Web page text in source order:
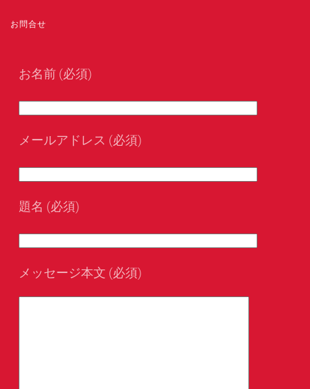
お問合せ
お名前 (必須)
メールアドレス (必須)
題名 (必須)
メッセージ本文 (必須)